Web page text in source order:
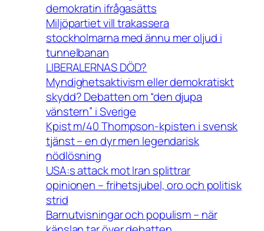
demokratin ifrågasätts
Miljöpartiet vill trakassera
stockholmarna med ännu mer oljud i
tunnelbanan
LIBERALERNAS DÖD?
Myndighetsaktivism eller demokratiskt
skydd? Debatten om “den djupa
vänstern” i Sverige
Kpist m/40 Thompson-kpisten i svensk
tjänst – en dyr men legendarisk
nödlösning
USA:s attack mot Iran splittrar
opinionen – frihetsjubel, oro och politisk
strid
Barnutvisningar och populism – när